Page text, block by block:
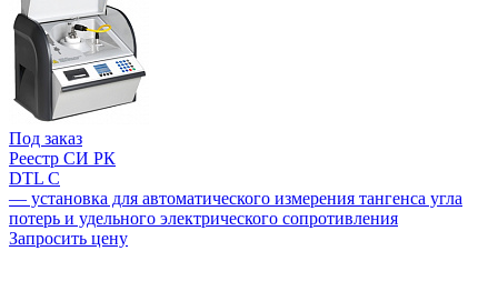
Под заказ
Реестр СИ РК
DTL C
— установка для автоматического измерения тангенса угла
потерь и удельного электрического сопротивления
Запросить цену